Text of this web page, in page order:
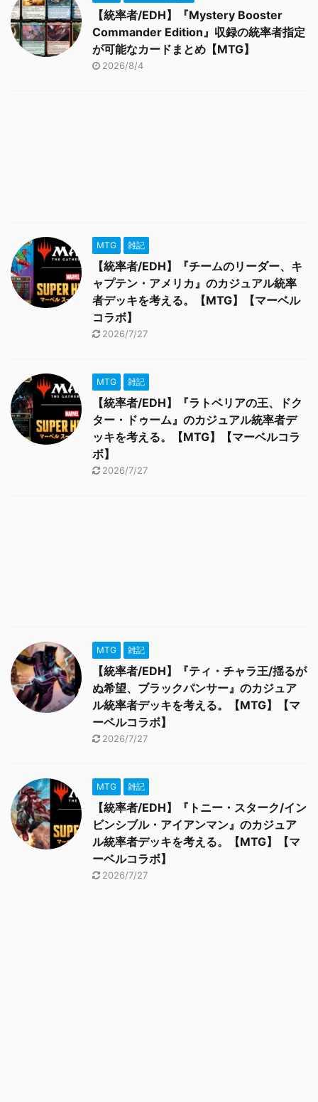
【統率者/EDH】『Mystery Booster
Commander Edition』収録の統率者指定
が可能なカードまとめ【MTG】
2026/8/4
MTG 雑記
【統率者/EDH】『チームのリーダー、キ
ャプテン・アメリカ』のカジュアル統率
者デッキを考える。【MTG】【マーベル
コラボ】
2026/7/27
MTG 雑記
【統率者/EDH】『ラトベリアの王、ドク
ター・ドゥーム』のカジュアル統率者デ
ッキを考える。【MTG】【マーベルコラ
ボ】
2026/7/27
MTG 雑記
【統率者/EDH】『ティ・チャラ王/揺るが
ぬ希望、ブラックパンサー』のカジュア
ル統率者デッキを考える。【MTG】【マ
ーベルコラボ】
2026/7/27
MTG 雑記
【統率者/EDH】『トニー・スターク/イン
ビンシブル・アイアンマン』のカジュア
ル統率者デッキを考える。【MTG】【マ
ーベルコラボ】
2026/7/27